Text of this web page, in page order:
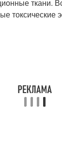
ткани.
токсические